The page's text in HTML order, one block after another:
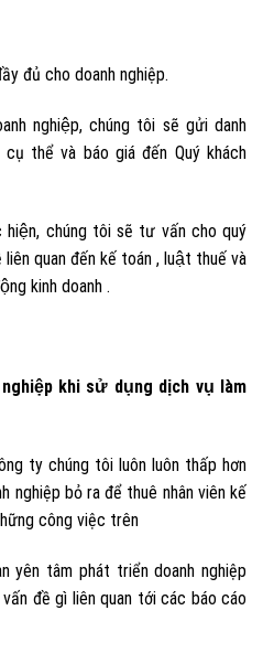
đủ cho doanh nghiệp.
nghiệp, chúng tôi sẽ gửi danh
thể và báo giá đến Quý khách
chúng tôi sẽ tư vấn cho quý
quan đến kế toán , luật thuế và
kinh doanh .
khi sử dụng dịch vụ làm
ty chúng tôi luôn luôn thấp hơn
nghiệp bỏ ra để thuê nhân viên kế
công việc trên
yên tâm phát triển doanh nghiệp
đề gì liên quan tới các báo cáo